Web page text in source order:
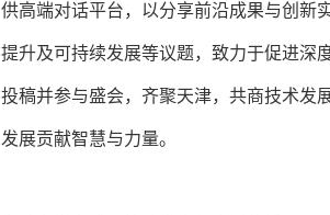
供高端对话平台，以分享前沿成果与创新
提升及可持续发展等议题，致力于促进深
投稿并参与盛会，齐聚天津，共商技术发
发展贡献智慧与力量。